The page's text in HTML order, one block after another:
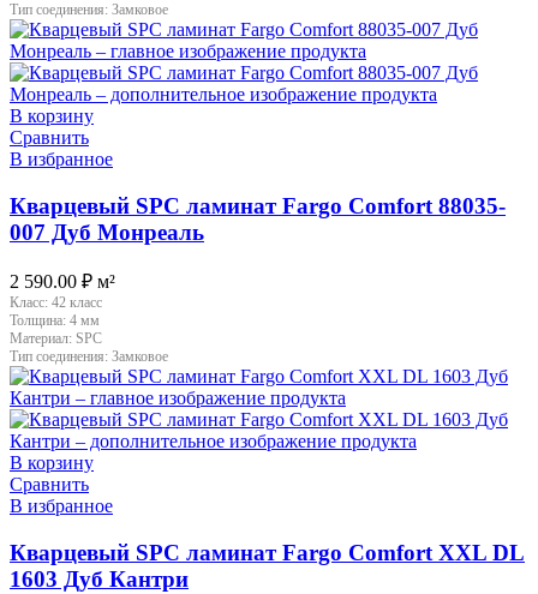
Тип соединения: Замковое
В корзину
Сравнить
В избранное
Кварцевый SPC ламинат Fargo Comfort 88035-
007 Дуб Монреаль
2 590.00 ₽ м²
Класс: 42 класс
Толщина: 4 мм
Материал: SPC
Тип соединения: Замковое
В корзину
Сравнить
В избранное
Кварцевый SPC ламинат Fargo Comfort XXL DL
1603 Дуб Кантри